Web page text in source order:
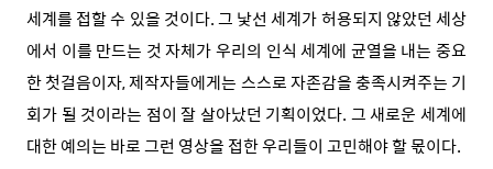
세계를 접할 수 있을 것이다. 그 낯선 세계가 허용되지 않았던 세상
에서 이를 만드는 것 자체가 우리의 인식 세계에 균열을 내는 중요
한 첫걸음이자, 제작자들에게는 스스로 자존감을 충족시켜주는 기
회가 될 것이라는 점이 잘 살아났던 기획이었다. 그 새로운 세계에
대한 예의는 바로 그런 영상을 접한 우리들이 고민해야 할 몫이다.